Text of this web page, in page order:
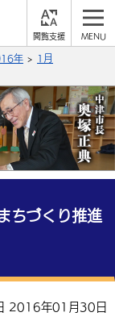
支
白
縮小
年
1月
ちづくり推進
2016年01月30日